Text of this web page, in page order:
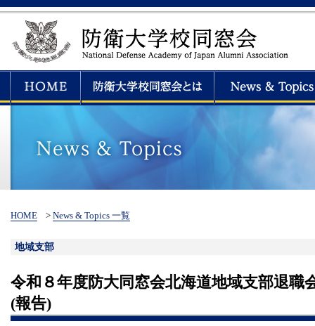
HOME > News & Topics 一覧
地域支部
令和８年度防大同窓会北海道地域支部退職
(報告)